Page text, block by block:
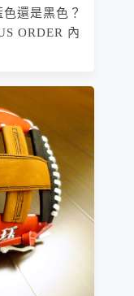
還是黑色？
ORDER 內